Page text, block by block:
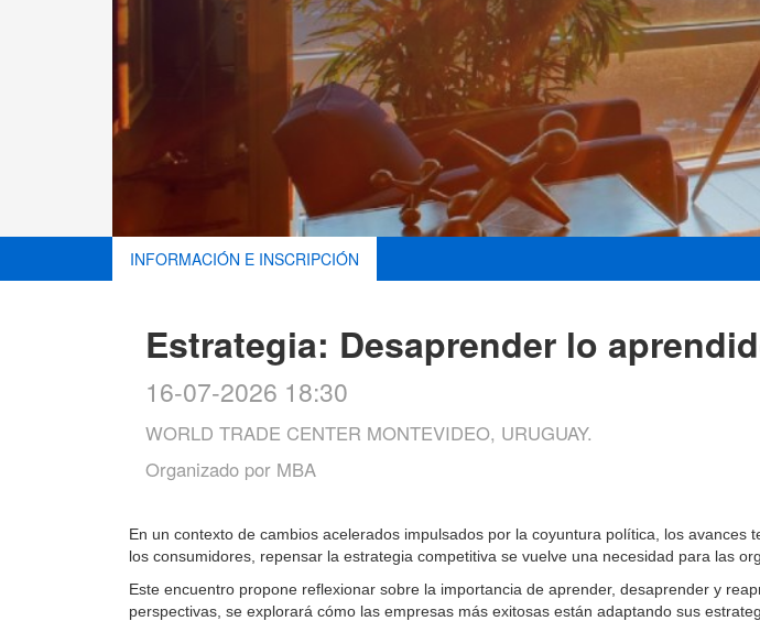
INFORMACIÓN E INSCRIPCIÓN
Estrategia: Desaprender lo
16-07-2026 18:30
WORLD TRADE CENTER MONTEVIDEO, URUGUAY.
Organizado por MBA
En un contexto de cambios acelerados impulsados por la coyuntura política, los
los consumidores, repensar la estrategia competitiva se vuelve una necesidad para las
Este encuentro propone reflexionar sobre la importancia de aprender, desaprender y
perspectivas, se explorará cómo las empresas más exitosas están adaptando sus